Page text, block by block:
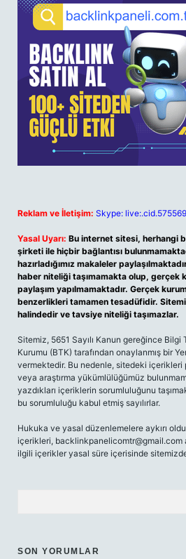
Reklam ve İletişim: Skype:
Yasal Uyarı: Bu internet sitesi, herhangi
şirketi ile hiçbir bağlantısı
hazırladığımız makaleler
haber niteliği taşımamakta olup, gerçek
paylaşım yapılmamaktadır. Gerçek
benzerlikleri tamamen tesadüfidir.
halindedir ve tavsiye niteliği taşımazlar.
Sitemiz, 5651 Sayılı Kanun gereğince
Kurumu (BTK) tarafından onaylanmış bir
vermektedir. Bu nedenle, sitedeki
veya araştırma yükümlülüğümüz
yazdıkları içeriklerin sorumluluğunu
bu sorumluluğu kabul etmiş sayılırlar.
Hukuka ve yasal düzenlemelere aykırı
içerikleri, backlinkpanelicomtr@gmail.com
ilgili içerikler yasal süre içerisinde
SON YORUMLAR